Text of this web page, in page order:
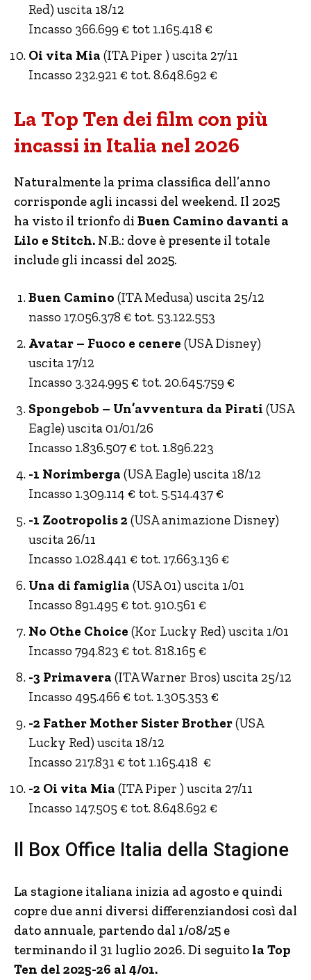
Red) uscita 18/12
Incasso 366.699 € tot 1.165.418 €
Oi vita Mia (ITA Piper ) uscita 27/11
Incasso 232.921 € tot. 8.648.692 €
La Top Ten dei film con più
incassi in Italia nel 2026
Naturalmente la prima classifica dell’anno
corrisponde agli incassi del weekend. Il 2025
ha visto il trionfo di Buen Camino davanti a
Lilo e Stitch. N.B.: dove è presente il totale
include gli incassi del 2025.
Buen Camino (ITA Medusa) uscita 25/12
nasso 17.056.378 € tot. 53.122.553
Avatar – Fuoco e cenere (USA Disney)
uscita 17/12
Incasso 3.324.995 € tot. 20.645.759 €
Spongebob – Un’avventura da Pirati (USA
Eagle) uscita 01/01/26
Incasso 1.836.507 € tot. 1.896.223
-1 Norimberga (USA Eagle) uscita 18/12
Incasso 1.309.114 € tot. 5.514.437 €
-1 Zootropolis 2(USA animazione Disney)
uscita 26/11
Incasso 1.028.441 € tot. 17.663.136 €
Una di famiglia (USA 01) uscita 1/01
Incasso 891.495 € tot. 910.561 €
No Othe Choice (Kor Lucky Red) uscita 1/01
Incasso 794.823 € tot. 818.165 €
-3 Primavera (ITA Warner Bros) uscita 25/12
Incasso 495.466 € tot. 1.305.353 €
-2 Father Mother Sister Brother(USA
Lucky Red) uscita 18/12
Incasso 217.831 € tot 1.165.418 €
-2 Oi vita Mia (ITA Piper ) uscita 27/11
Incasso 147.505 € tot. 8.648.692 €
Il Box Office Italia della Stagione
La stagione italiana inizia ad agosto e quindi
copre due anni diversi differenziandosi così dal
dato annuale, partendo dal 1/08/25 e
terminando il 31 luglio 2026. Di seguito la Top
Ten del 2025-26 al 4/01.